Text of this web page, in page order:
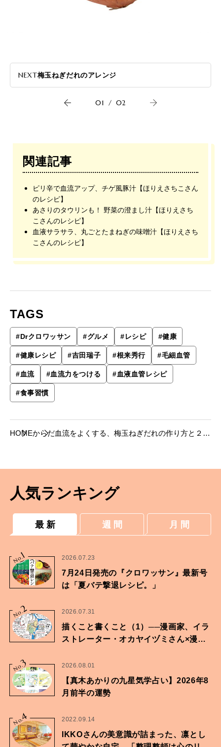
NEXT梅玉ねぎだれのアレンジ
01 / 02
関連記事
ピリ辛で血流アップ、チゲ風豚汁【ほりえさちこさん
のレシピ】
あさりのタウリンも！ 野菜の澄まし汁【ほりえさち
こさんのレシピ】
血液サラサラ、丸ごとたまねぎの味噌汁【ほりえさち
こさんのレシピ】
TAGS
#Drクロワッサン #グルメ #レシピ #健康
#健康レシピ #吉田瑞子 #根来秀行 #毛細血管
#血流 #血流力をつける #血液血管レシピ
#食事習慣
HOMEからだ血流をよくする、梅玉ねぎだれの作り方と２種
人気ランキング
最 新 週 間 月 間
No.
1 2026.07.23
7月24日発売の『クロワッサン』最新号
は「夏バテ撃退レシピ。」
No.2 2026.07.31
描くこと書くこと（1）──漫画家、イラ
ストレーター・オカヤイヅミさん×漫画
No.3 2026.08.01
【真木あかりの九星気学占い】2026年8
月前半の運勢
No.4 2022.09.14
IKKOさんの美意識が詰まった、凛とし